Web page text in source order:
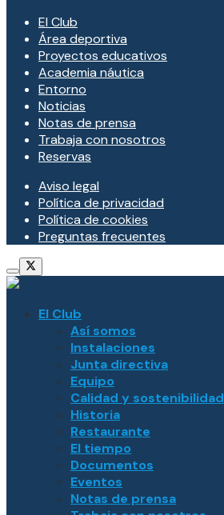
El Club
Área deportiva
Proyectos educativos
Academia náutica
Entorno
Noticias
Notas de prensa
Trabaja con nosotros
Reservas
Aviso legal
Política de privacidad
Política de cookies
Preguntas frecuentes
El Club
Así somos
Instalaciones
Junta directiva
Equipo
Calidad y sostenibilidad
Historia
Restaurante
El tiempo
Documentos
Eventos
Notas de prensa